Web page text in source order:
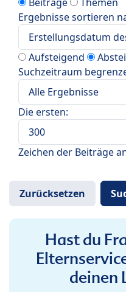
Ergebnisse sortieren
Aufsteigend
Suchzeitraum
Die ersten:
Zeichen der Beiträge
Hast du
deinen